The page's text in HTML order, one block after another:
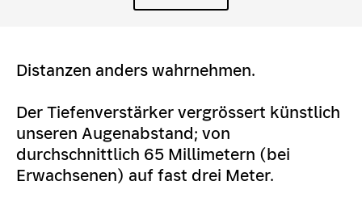
Distanzen anders wahrnehmen.
Der Tiefenverstärker vergrössert künstlich
unseren Augenabstand; von
durchschnittlich 65 Millimetern (bei
Erwachsenen) auf fast drei Meter.